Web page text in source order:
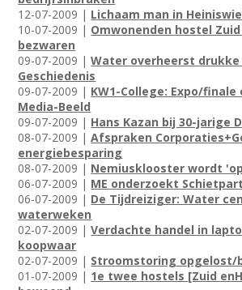
12-07-2009 | Lichaam man in
10-07-2009 | Omwonenden hostel
bezwaren
09-07-2009 |Water overheerst drukke
Geschiedenis
09-07-2009 | KW1-College: Expo/finale
Media-Beeld
09-07-2009 | Hans Kazan bij 30-jarige
08-07-2009 |Afspraken
energiebesparing
08-07-2009 | Nemiusklooster wordt
06-07-2009 | ME onderzoekt
06-07-2009 | De Tijdreiziger: Water
waterweken
02-07-2009 |Verdachte handel in
koopwaar
02-07-2009 | Stroomstoring opgelost/
01-07-2009 | 1e twee hostels [Zuid